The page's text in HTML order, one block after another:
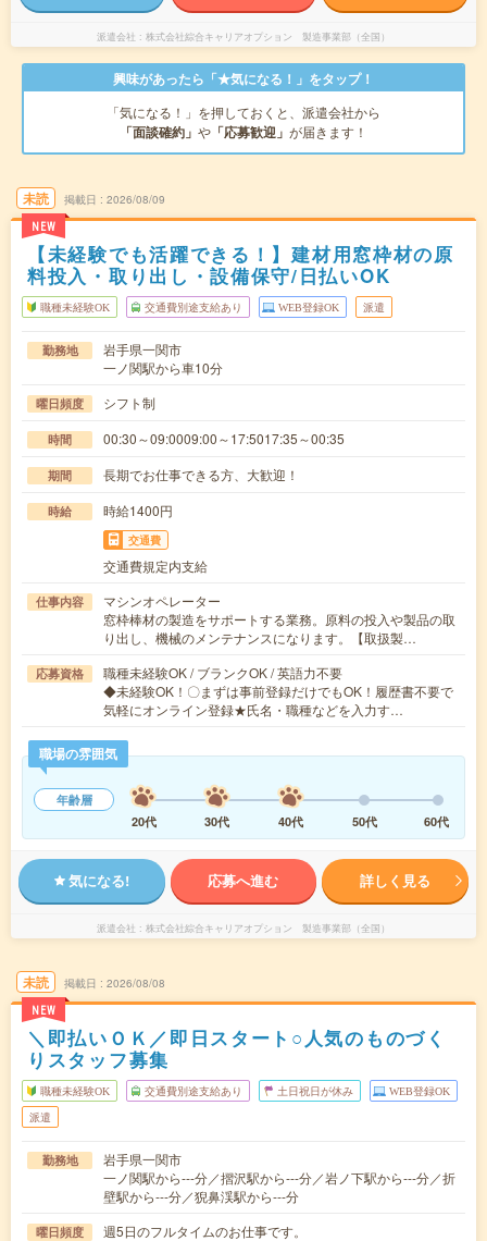
派遣会社 株式会社綜合キャリアオプション 製造事業部（全国）
興味があったら「★気になる！」をタップ！
「気になる！」を押しておくと、派遣会社から
「面談確約」 や 「応募歓迎」 が届きます！
未読
NEW
掲載日 2026/08/09
【未経験でも活躍できる！】建材用窓枠材の原
料投入・取り出し・設備保守/日払いOK
職種未経験OK 交通費別途支給あり WEB登録OK 派遣
勤務地
岩手県一関市
一ノ関駅から車10分
曜日頻度 シフト制
時間 00:30～09:0009:00～17:5017:35～00:35
期間 長期でお仕事できる方、大歓迎！
時給 時給1400円
交通費
交通費規定内支給
仕事内容
マシンオペレーター
窓枠棒材の製造をサポートする業務。原料の投入や製品の取
り出し、機械のメンテナンスになります。【取扱製…
応募資格
職種未経験OK / ブランクOK / 英語力不要
◆未経験OK！〇まずは事前登録だけでもOK！履歴書不要で
気軽にオンライン登録★氏名・職種などを入力す…
職場の雰囲気
年齢層
20代
30代 40代 50代 60代
気になる! 応募へ進む 詳しく見る
派遣会社 株式会社綜合キャリアオプション 製造事業部（全国）
未読
NEW
掲載日 2026/08/08
＼即払いＯＫ／即日スタート○人気のものづく
りスタッフ募集
職種未経験OK 交通費別途支給あり 土日祝日が休み WEB登録OK
派遣
勤務地
岩手県一関市
一ノ関駅から---分／摺沢駅から---分／岩ノ下駅から---分／折
壁駅から---分／猊鼻渓駅から---分
曜日頻度 週5日のフルタイムのお仕事です。